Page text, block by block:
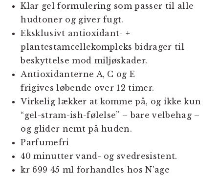
Klar gel formulering som passer til alle
hudtoner og giver fugt.
Eksklusivt antioxidant- +
plantestamcellekompleks bidrager til
beskyttelse mod miljøskader.
Antioxidanterne A, C og E
frigives løbende over 12 timer.
Virkelig lækker at komme på, og ikke kun
“gel-stram-ish-følelse” – bare velbehag –
og glider nemt på huden.
Parfumefri
40 minutter vand- og svedresistent.
kr 699 45 ml forhandles hos N’age